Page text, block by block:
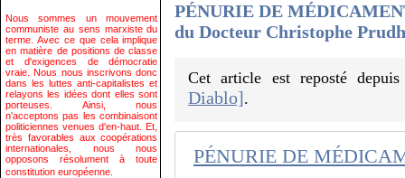
Nous sommes un mouvement
communiste au sens marxiste du
terme. Avec ce que cela implique
en matière de positions de classe
et d'exigences de démocratie
vraie. Nous nous inscrivons donc
dans les luttes anti-capitalistes et
relayons les idées dont elles sont
porteuses. Ainsi, nous
n'acceptons pas les combinaisont
politiciennes venues d'en-haut. Et,
très favorables aux coopérations
internationales, nous nous
opposons résolument à toute
constitution européenne.
PÉNURIE DE
du Docteur Christophe
Cet article est reposté
Diablo].